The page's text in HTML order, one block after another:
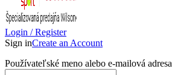
Login / Register
Sign inCreate an Account
Používateľské meno alebo e-mailová adresa